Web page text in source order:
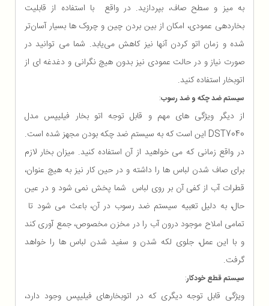
به میز و سطح صاف، بپردازید. در واقع با استفاده از قابلیت
بخاردهی عمودی، امکان از بین بردن چین و چروک ها بسیار آسان‌تر
شده و زمان اتو کردن آنها نیز کاهش می‌یابد. شما می توانید در
صورت نیاز و در حالت عمودی نیز بدون هیچ نگرانی و دغدغه ای از
اتوبخار استفاده کنید.
سیستم ضد چکه و ضد رسوب:
از دیگر ویژگی های مهم و قابل توجه اتو بخار فیلیپس مدل
DST7040 این است که به سیستم ضد چکه بودن مجهز شده است.
در واقع زمانی که می خواهید از آن استفاده کنید. میزان بخار لازم
برای صاف شدن لباس ها را داشته و در حین کار نیز به هیچ عنوان،
قطرات آب از کفی آن بر روی لباس شما پخش نمی شود و در عین
حال، به دلیل تعبیه سیستم ضد رسوب در آن، باعث می شود تا
تمامی املاح موجود درون آب را در مخزن مخصوص، جمع آوری کند
و با این عمل، جلوی لکه شدن و سفید شدن لباس ها را خواهد
گرفت.
سیستم قطع خودکار:
ویژگی قابل توجه دیگری که در اتوبخارهای فیلیپس وجود دارد،